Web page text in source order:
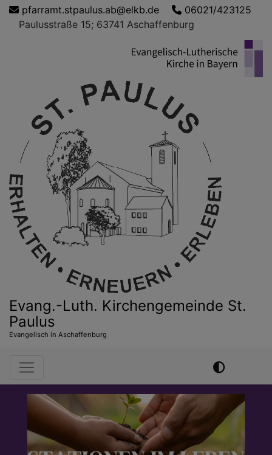
Direktpfarramt.stpaulus.ab@elkb.de
06021/423125
Paulusstraße 15; 63741 Aschaffenburg
Evang.-Luth. Kirchengemeinde St.
Paulus
Evangelisch in Aschaffenburg
Hauptnavigation